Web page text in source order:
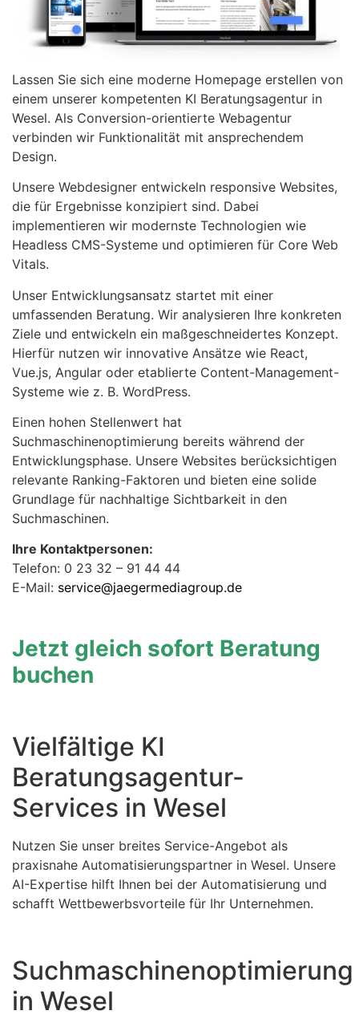
Lassen Sie sich eine moderne Homepage erstellen von
einem unserer kompetenten KI Beratungsagentur in
Wesel. Als Conversion-orientierte Webagentur
verbinden wir Funktionalität mit ansprechendem
Design.
Unsere Webdesigner entwickeln responsive Websites,
die für Ergebnisse konzipiert sind. Dabei
implementieren wir modernste Technologien wie
Headless CMS-Systeme und optimieren für Core Web
Vitals.
Unser Entwicklungsansatz startet mit einer
umfassenden Beratung. Wir analysieren Ihre konkreten
Ziele und entwickeln ein maßgeschneidertes Konzept.
Hierfür nutzen wir innovative Ansätze wie React,
Vue.js, Angular oder etablierte Content-Management-
Systeme wie z. B. WordPress.
Einen hohen Stellenwert hat
Suchmaschinenoptimierung bereits während der
Entwicklungsphase. Unsere Websites berücksichtigen
relevante Ranking-Faktoren und bieten eine solide
Grundlage für nachhaltige Sichtbarkeit in den
Suchmaschinen.
Ihre Kontaktpersonen:
Telefon: 0 23 32 – 91 44 44
E-Mail: service@jaegermediagroup.de
Jetzt gleich sofort Beratung
buchen
Vielfältige KI
Beratungsagentur-
Services in Wesel
Nutzen Sie unser breites Service-Angebot als
praxisnahe Automatisierungspartner in Wesel. Unsere
AI-Expertise hilft Ihnen bei der Automatisierung und
schafft Wettbewerbsvorteile für Ihr Unternehmen.
Suchmaschinenoptimierung
in Wesel